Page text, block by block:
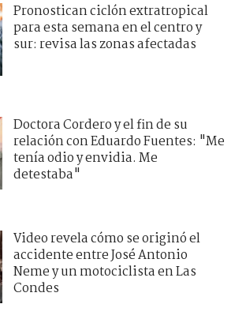
Pronostican ciclón extratropical
para esta semana en el centro y
sur: revisa las zonas afectadas
Doctora Cordero y el fin de su
relación con Eduardo Fuentes: "Me
tenía odio y envidia. Me
detestaba"
Video revela cómo se originó el
accidente entre José Antonio
Neme y un motociclista en Las
Condes